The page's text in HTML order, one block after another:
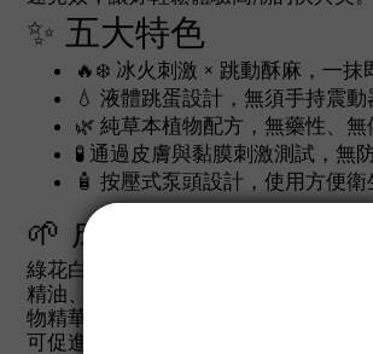
✨ 五大特色
🔥❄️ 冰火刺激 × 跳動酥麻，一抹
💧 液體跳蛋設計，無須手持震動
🌿 純草本植物配方，無藥性、無
🧪 通過皮膚與黏膜刺激測試，無
🧴 按壓式泵頭設計，使用方便衛
🌱 成分介紹
綠花白千層精油、蛇床子提取物、燕
精油、桂花精油、藏紅花純露、雪蓮
物精華。
可促進血液循環、提升敏感度、增強